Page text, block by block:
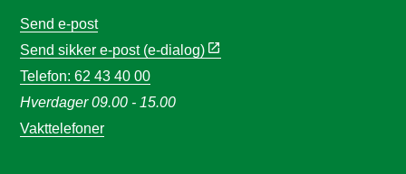
Send e-post
Send sikker e-post (e-dialog)
Telefon: 62 43 40 00
Hverdager 09.00 - 15.00
Vakttelefoner